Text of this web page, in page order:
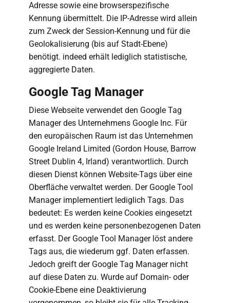
Adresse sowie eine browserspezifische
Kennung übermittelt. Die IP-Adresse wird allein
zum Zweck der Session-Kennung und für die
Geolokalisierung (bis auf Stadt-Ebene)
benötigt. indeed erhält lediglich statistische,
aggregierte Daten.
Google Tag Manager
Diese Webseite verwendet den Google Tag
Manager des Unternehmens Google Inc. Für
den europäischen Raum ist das Unternehmen
Google Ireland Limited (Gordon House, Barrow
Street Dublin 4, Irland) verantwortlich. Durch
diesen Dienst können Website-Tags über eine
Oberfläche verwaltet werden. Der Google Tool
Manager implementiert lediglich Tags. Das
bedeutet: Es werden keine Cookies eingesetzt
und es werden keine personenbezogenen Daten
erfasst. Der Google Tool Manager löst andere
Tags aus, die wiederum ggf. Daten erfassen.
Jedoch greift der Google Tag Manager nicht
auf diese Daten zu. Wurde auf Domain- oder
Cookie-Ebene eine Deaktivierung